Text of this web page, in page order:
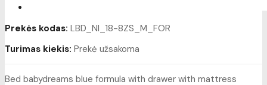
Prekės kodas: LBD_NI_18-8ZS_M_FOR
Turimas kiekis: Prekė užsakoma
Bed babydreams blue formula with drawer with mattress